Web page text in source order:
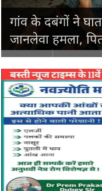
गांव के दबंगों ने
जानलेवा हमला,